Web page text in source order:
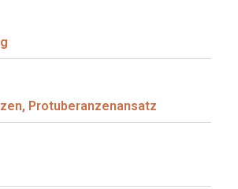
Protuberanzenansatz